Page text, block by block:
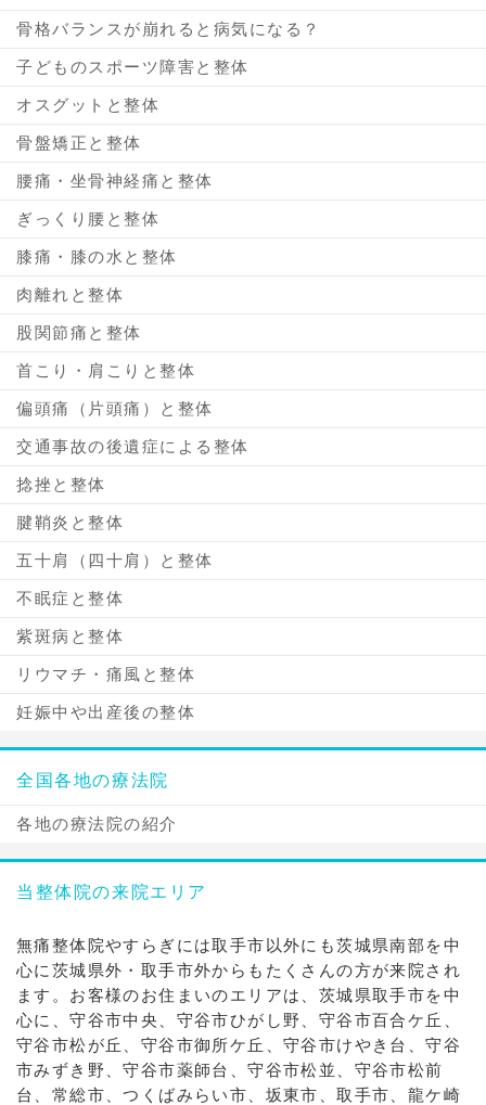
骨格バランスが崩れると病気になる？
子どものスポーツ障害と整体
オスグットと整体
骨盤矯正と整体
腰痛・坐骨神経痛と整体
ぎっくり腰と整体
膝痛・膝の水と整体
肉離れと整体
股関節痛と整体
首こり・肩こりと整体
偏頭痛（片頭痛）と整体
交通事故の後遺症による整体
捻挫と整体
腱鞘炎と整体
五十肩（四十肩）と整体
不眠症と整体
紫斑病と整体
リウマチ・痛風と整体
妊娠中や出産後の整体
全国各地の療法院
各地の療法院の紹介
当整体院の来院エリア
無痛整体院やすらぎには取手市以外にも茨城県南部を中
心に茨城県外・取手市外からもたくさんの方が来院され
ます。お客様のお住まいのエリアは、茨城県取手市を中
心に、守谷市中央、守谷市ひがし野、守谷市百合ケ丘、
守谷市松が丘、守谷市御所ケ丘、守谷市けやき台、守谷
市みずき野、守谷市薬師台、守谷市松並、守谷市松前
台、常総市、つくばみらい市、坂東市、取手市、龍ケ崎